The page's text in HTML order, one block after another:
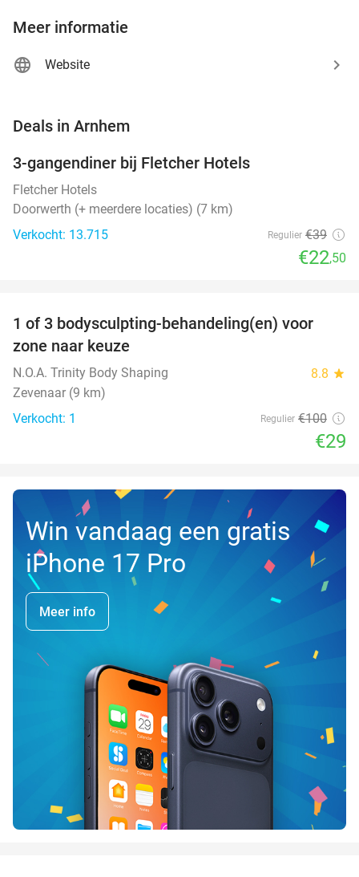
Meer informatie
Website
Deals in Arnhem
3-gangendiner bij Fletcher Hotels
Fletcher Hotels
Doorwerth (+ meerdere locaties) (7 km)
Verkocht: 13.715
Regulier €39
€22,50
71%
TODAY
1 of 3 bodysculpting-behandeling(en) voor
zone naar keuze
N.O.A. Trinity Body Shaping 8.8 star
Zevenaar (9 km)
Verkocht: 1
Regulier €100
€29
Win vandaag een gratis
iPhone 17 Pro
Meer info